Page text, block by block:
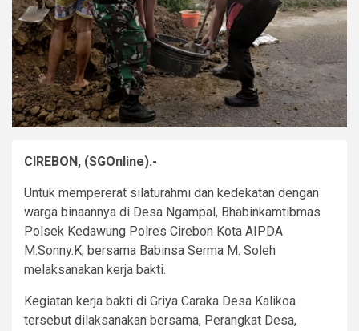
CIREBON, (SGOnline).-
Untuk mempererat silaturahmi dan kedekatan dengan
warga binaannya di Desa Ngampal, Bhabinkamtibmas
Polsek Kedawung Polres Cirebon Kota AIPDA
M.Sonny.K, bersama Babinsa Serma M. Soleh
melaksanakan kerja bakti.
Kegiatan kerja bakti di Griya Caraka Desa Kalikoa
tersebut dilaksanakan bersama, Perangkat Desa,